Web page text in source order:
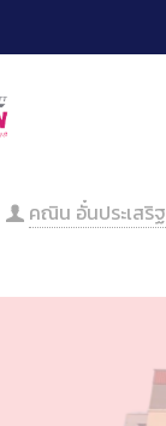
คณิน อั๋นประเสริฐ